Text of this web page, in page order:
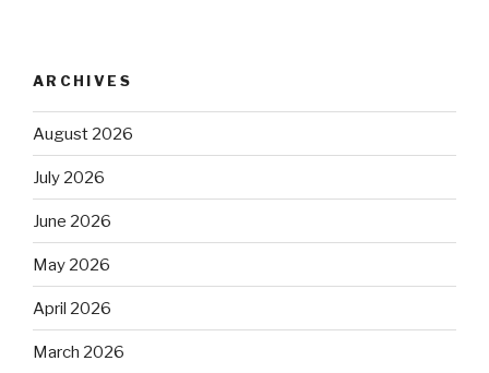
ARCHIVES
August 2026
July 2026
June 2026
May 2026
April 2026
March 2026